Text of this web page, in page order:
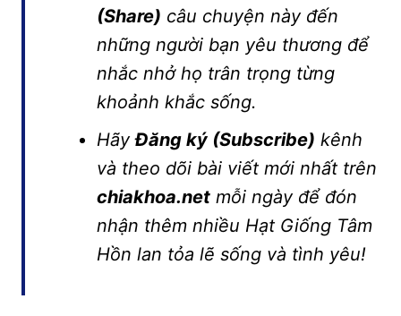
(Share) câu chuyện này đến
những người bạn yêu thương để
nhắc nhở họ trân trọng từng
khoảnh khắc sống.
HãyĐăng ký (Subscribe) kênh
và theo dõi bài viết mới nhất trên
chiakhoa.netmỗi ngày để đón
nhận thêm nhiều Hạt Giống Tâm
Hồn lan tỏa lẽ sống và tình yêu!